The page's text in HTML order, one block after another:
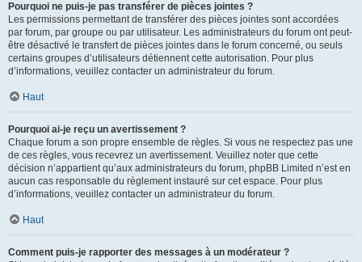
Pourquoi ne puis-je pas transférer de pièces jointes ?
Les permissions permettant de transférer des pièces jointes sont accordées
par forum, par groupe ou par utilisateur. Les administrateurs du forum ont peut-
être désactivé le transfert de pièces jointes dans le forum concerné, ou seuls
certains groupes d’utilisateurs détiennent cette autorisation. Pour plus
d’informations, veuillez contacter un administrateur du forum.
Haut
Pourquoi ai-je reçu un avertissement ?
Chaque forum a son propre ensemble de règles. Si vous ne respectez pas une
de ces règles, vous recevrez un avertissement. Veuillez noter que cette
décision n’appartient qu’aux administrateurs du forum, phpBB Limited n’est en
aucun cas responsable du règlement instauré sur cet espace. Pour plus
d’informations, veuillez contacter un administrateur du forum.
Haut
Comment puis-je rapporter des messages à un modérateur ?